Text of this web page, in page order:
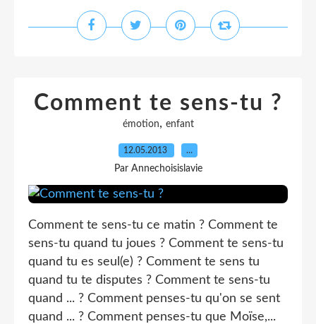
Comment te sens-tu ?
émotion, enfant
12.05.2013 …
Par Annechoisislavie
Comment te sens-tu ce matin ? Comment te
sens-tu quand tu joues ? Comment te sens-tu
quand tu es seul(e) ? Comment te sens tu
quand tu te disputes ? Comment te sens-tu
quand ... ? Comment penses-tu qu'on se sent
quand ... ? Comment penses-tu que Moïse,...